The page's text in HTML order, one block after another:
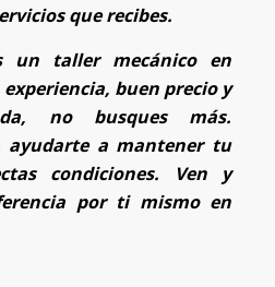
que recibes.
un taller mecánico en
buen precio y
no busques más.
ayudarte a mantener tu
condiciones. Ven y
por ti mismo en